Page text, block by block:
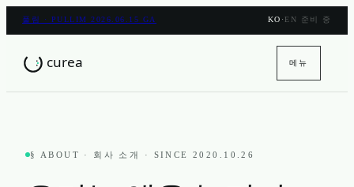
풀림 · PULLIM 2026.06.15 GA KO · EN 준비 중
메뉴
§ ABOUT · 회사 소개 · SINCE 2020.10.26